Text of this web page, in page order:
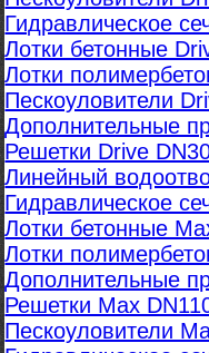
Гидравлическое
Лотки бетонные
Лотки
Пескоуловители
Дополнительные
Решетки Drive
Линейный
Гидравлическое
Лотки бетонные
Лотки
Дополнительные
Решетки Max
Пескоуловители